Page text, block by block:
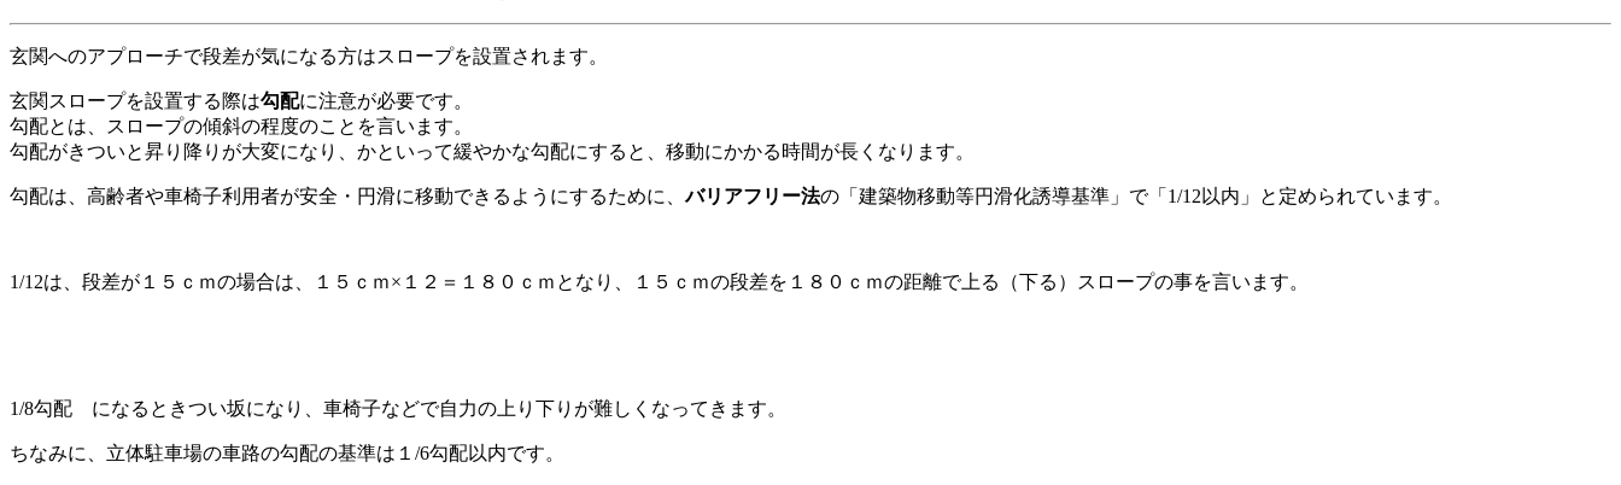
玄関へのアプローチで段差が気になる方はスロープを設置されます。
玄関スロープを設置する際は勾配に注意が必要です。
勾配とは、スロープの傾斜の程度のことを言います。
勾配がきついと昇り降りが大変になり、かといって緩やかな勾配にすると、移動にかかる時間が長くなります。
勾配は、高齢者や車椅子利用者が安全・円滑に移動できるようにするために、バリアフリー法の「建築物移動等円滑化誘導基準」で「1/12以内」と定められています。
1/12は、段差が１５ｃｍの場合は、１５ｃｍ×１２＝１８０ｃｍとなり、１５ｃｍの段差を１８０ｃｍの距離で上る（下る）スロープの事を言います。
1/8勾配 になるときつい坂になり、車椅子などで自力の上り下りが難しくなってきます。
ちなみに、立体駐車場の車路の勾配の基準は１/6勾配以内です。